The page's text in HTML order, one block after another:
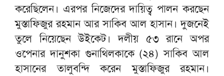
করেছিলেন। এরপর নিজেদের দায়িত্ব পালন করছেন
মুস্তাফিজুর রহমান আর সাকিব আল হাসান। দুজনেই
তুলে নিয়েছেন উইকেট। দলীয় ৫৩ রানে অপর
ওপেনার দানুশকা গুনাথিলকাকে (২৪) সাকিব আল
হাসানের তালুবন্দি করেন মুস্তাফিজুর রহমান।